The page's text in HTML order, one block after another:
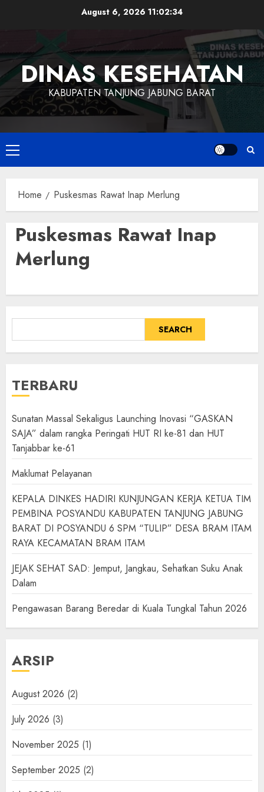
August 6, 2026 11:02:34
DINAS KESEHATAN
KABUPATEN TANJUNG JABUNG BARAT
Home Puskesmas Rawat Inap Merlung
Puskesmas Rawat Inap
Merlung
SEARCH
TERBARU
Sunatan Massal Sekaligus Launching Inovasi “GASKAN
SAJA” dalam rangka Peringati HUT RI ke-81 dan HUT
Tanjabbar ke-61
Maklumat Pelayanan
KEPALA DINKES HADIRI KUNJUNGAN KERJA KETUA TIM
PEMBINA POSYANDU KABUPATEN TANJUNG JABUNG
BARAT DI POSYANDU 6 SPM “TULIP” DESA BRAM ITAM
RAYA KECAMATAN BRAM ITAM
JEJAK SEHAT SAD: Jemput, Jangkau, Sehatkan Suku Anak
Dalam
Pengawasan Barang Beredar di Kuala Tungkal Tahun 2026
ARSIP
August 2026 (2)
July 2026 (3)
November 2025 (1)
September 2025 (2)